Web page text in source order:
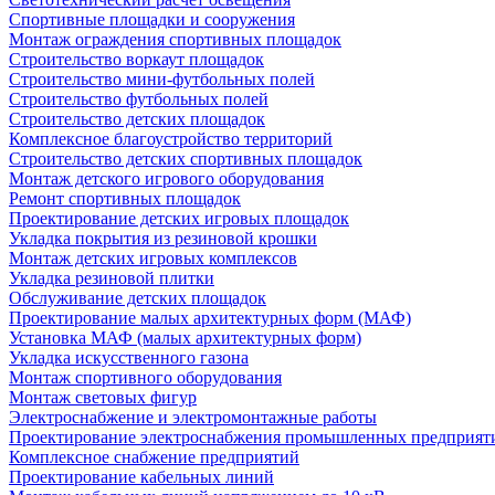
Спортивные площадки и сооружения
Монтаж ограждения спортивных площадок
Строительство воркаут площадок
Строительство мини-футбольных полей
Строительство футбольных полей
Строительство детских площадок
Комплексное благоустройство территорий
Строительство детских спортивных площадок
Монтаж детского игрового оборудования
Ремонт спортивных площадок
Проектирование детских игровых площадок
Укладка покрытия из резиновой крошки
Монтаж детских игровых комплексов
Укладка резиновой плитки
Обслуживание детских площадок
Проектирование малых архитектурных форм (МАФ)
Установка МАФ (малых архитектурных форм)
Укладка искусственного газона
Монтаж спортивного оборудования
Монтаж световых фигур
Электроснабжение и электромонтажные работы
Проектирование электроснабжения промышленных
Комплексное снабжение предприятий
Проектирование кабельных линий